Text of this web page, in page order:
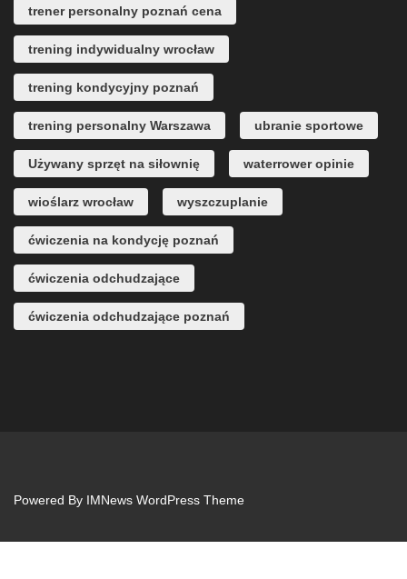
trener personalny poznań cena
trening indywidualny wrocław
trening kondycyjny poznań
trening personalny Warszawa ubranie sportowe
Używany sprzęt na siłownię waterrower opinie
wioślarz wrocław wyszczuplanie
ćwiczenia na kondycję poznań
ćwiczenia odchudzające
ćwiczenia odchudzające poznań
Powered By IMNews WordPress Theme